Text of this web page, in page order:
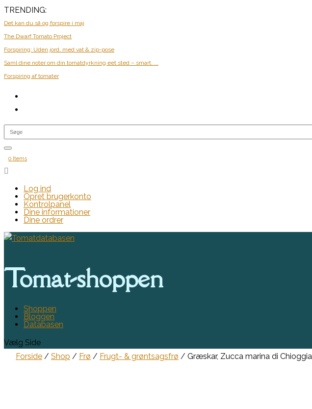
TRENDING:
Det kan du så og forspire i maj
The Dwarf Tomato Project
Forspiring: Uden jord, med vat & zip-pose
Saml dine noter om din tomatdyrkning eet sted – smart, ...
Forspiring af tomater
0 Items

Log ind
Opret brugerkonto
Kontrolpanel
Dine informationer
Dine ordrer
Tomat-shoppen
Shoppen
Bloggen
Databasen
Vælg Side
Forside / Shop / Frø / Frugt- & grøntsagsfrø / Græskar, Zucca marina di Chioggia